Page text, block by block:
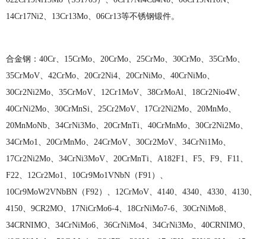
14Cr17Ni2、13Cr13Mo、06Cr13等不锈钢锻件。
合金钢： 40Cr、15CrMo、20CrMo、25CrMo、30CrMo、35CrMo、
35CrMoV、42CrMo、20Cr2Ni4、20CrNiMo、40CrNiMo、
30Cr2Ni2Mo、35CrMoV、12Cr1MoV、38CrMoAl、18Cr2Nio4W、
40CrNi2Mo、30CrMnSi、25Cr2MoV、17Cr2Ni2Mo、20MnMo、
20MnMoNb、34CrNi3Mo、20CrMnTi、40CrMnMo、30Cr2Ni2Mo、
34CrMo1、20CrMnMo、24CrMoV、30Cr2MoV、34CrNi1Mo、
17Cr2Ni2Mo、34CrNi3MoV、20CrMnTi、A182F1、F5、F9、F11、
F22、12Cr2Mo1、10Cr9Mo1VNbN（F91）、
10Cr9MoW2VNbBN（F92）、12CrMoV、4140、4340、4330、4130、
4150、9CR2MO、17NiCrMo6-4、18CrNiMo7-6、30CrNiMo8、
34CRNIMO、34CrNiMo6、36CrNiMo4、34CrNi3Mo、40CRNIMO、